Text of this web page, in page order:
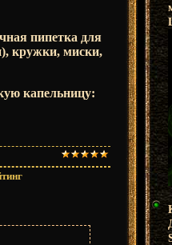
пипетка для
кружки, миски,
капельницу: